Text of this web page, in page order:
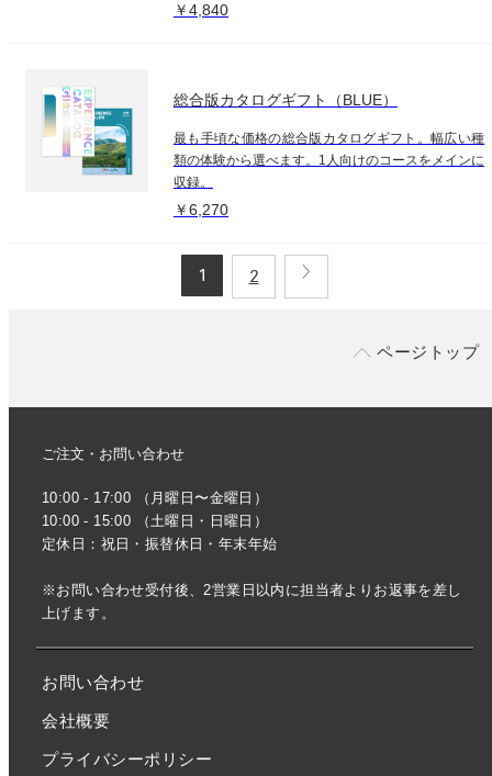
￥4,840
総合版カタログギフト（BLUE）
最も手頃な価格の総合版カタログギフト。幅広い種
類の体験から選べます。1人向けのコースをメインに
収録。
￥6,270
1 2
ページトップ
ご注文・お問い合わせ
10:00 - 17:00 （月曜日〜金曜日）
10:00 - 15:00 （土曜日・日曜日）
定休日：祝日・振替休日・年末年始
※お問い合わせ受付後、2営業日以内に担当者よりお返事を差し
上げます。
お問い合わせ
会社概要
プライバシーポリシー